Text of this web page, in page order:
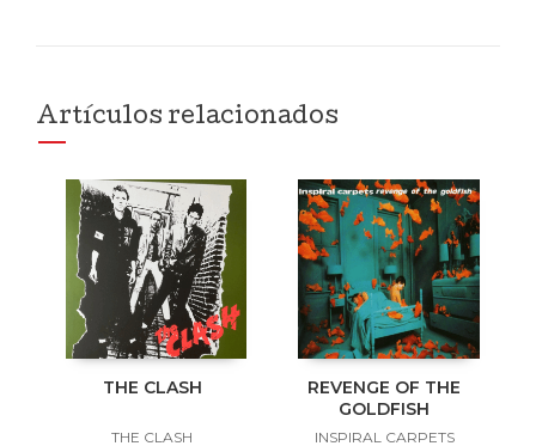
Artículos relacionados
THE CLASH
THE CLASH
REVENGE OF THE
GOLDFISH
INSPIRAL CARPETS